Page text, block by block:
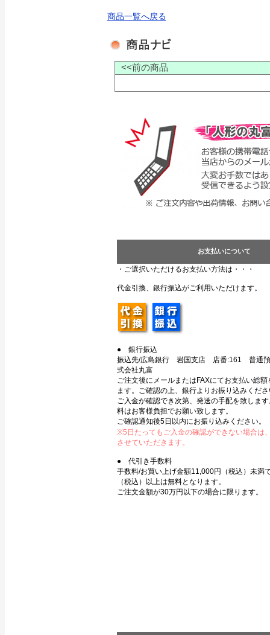
商品一覧へ戻る
<<前の商品
お支払いについて
・ご選択いただけるお支払い方法は・・・
代金引換、銀行振込がご利用いただけます。
● 銀行振込
振込先/広島銀行 岩国支店 店番:161 普通
式会社丸富
ご注文後にメールまたはFAXにてお支払い総
ます。ご確認の上、銀行よりお振り込みくだ
ご入金が確認でき次第、発送の手配を致しま
料はお客様負担でお願い致します。
ご確認通知後5日以内にお振り込みください。
※5日たってもご入金の確認ができない場合は
させていただきます。
● 代引き手数料
手数料/お買い上げ金額11,000円（税込）未満
（税込）以上は無料となります。
ご注文金額が30万円以下の場合に限ります。